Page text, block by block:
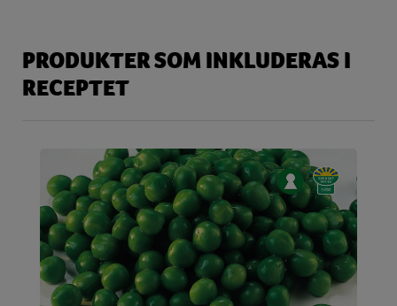
PRODUKTER SOM INKLUDERAS I
RECEPTET